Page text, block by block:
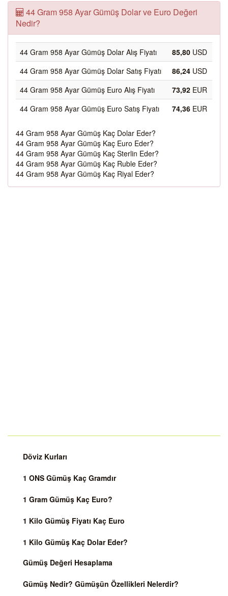
44 Gram 958 Ayar Gümüş Dolar ve Euro Değeri
Nedir?
44 Gram 958 Ayar Gümüş Dolar Alış Fiyatı 85,80 USD
44 Gram 958 Ayar Gümüş Dolar Satış Fiyatı
86,24 USD
44 Gram 958 Ayar Gümüş Euro Alış Fiyatı
73,92 EUR
44 Gram 958 Ayar Gümüş Euro Satış Fiyatı
74,36 EUR
44 Gram 958 Ayar Gümüş Kaç Dolar Eder?
44 Gram 958 Ayar Gümüş Kaç Euro Eder?
44 Gram 958 Ayar Gümüş Kaç Sterlin Eder?
44 Gram 958 Ayar Gümüş Kaç Ruble Eder?
44 Gram 958 Ayar Gümüş Kaç Riyal Eder?
Döviz Kurları
1 ONS Gümüş Kaç Gramdır
1 Gram Gümüş Kaç Euro?
1 Kilo Gümüş Fiyatı Kaç Euro
1 Kilo Gümüş Kaç Dolar Eder?
Gümüş Değeri Hesaplama
Gümüş Nedir? Gümüşün Özellikleri Nelerdir?